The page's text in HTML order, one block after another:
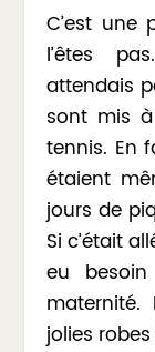
C’est une
l’êtes
attendais
sont mis
tennis. En
étaient
jours de
Si c’était
eu
jolies